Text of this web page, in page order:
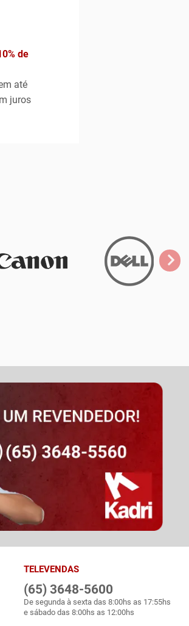
de
até
juros
TELEVENDAS
(65) 3648-5600
De segunda à sexta das 8:00hs as 17:55hs
e sábado das 8:00hs as 12:00hs